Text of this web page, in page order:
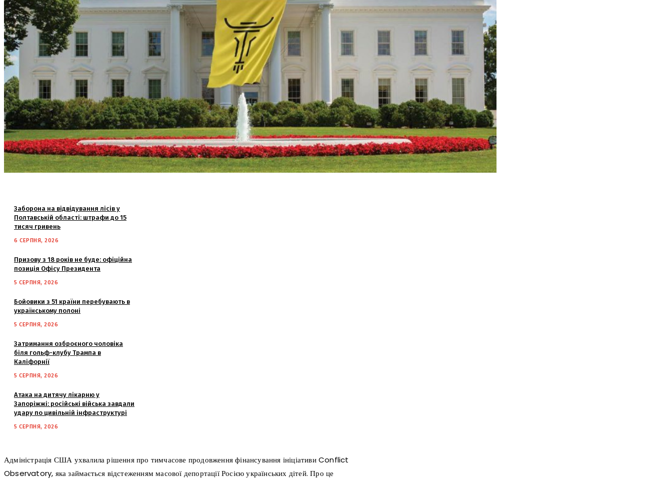
Заборона на відвідування лісів у
Полтавській області: штрафи до 15
тисяч гривень
6 СЕРПНЯ, 2026
Призову з 18 років не буде: офіційна
позиція Офісу Президента
5 СЕРПНЯ, 2026
Бойовики з 51 країни перебувають в
українському полоні
5 СЕРПНЯ, 2026
Затримання озброєного чоловіка
біля гольф-клубу Трампа в
Каліфорнії
5 СЕРПНЯ, 2026
Атака на дитячу лікарню у
Запоріжжі: російські війська завдали
удару по цивільній інфраструктурі
5 СЕРПНЯ, 2026
Адміністрація США ухвалила рішення про тимчасове продовження фінансування ініціативи Conflict
Observatory, яка займається відстеженням масової депортації Росією українських дітей. Про це